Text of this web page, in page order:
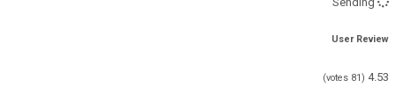
User Review
4.53
(
81